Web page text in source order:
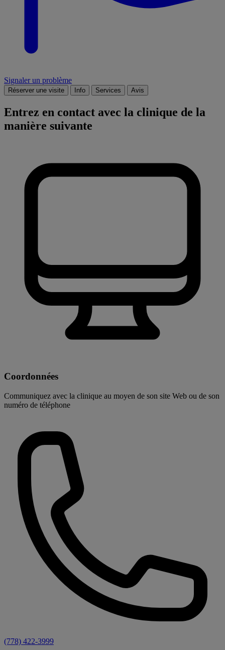
Signaler un problème
Réserver une visite Info Services Avis
Entrez en contact avec la clinique de la
manière suivante
Coordonnées
Communiquez avec la clinique au moyen de son site Web ou de son
numéro de téléphone
(778) 422-3999